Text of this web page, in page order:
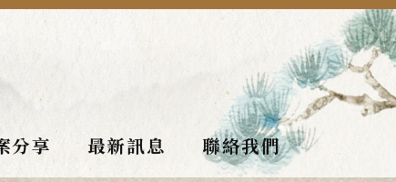
分享 最新訊息 聯絡我們